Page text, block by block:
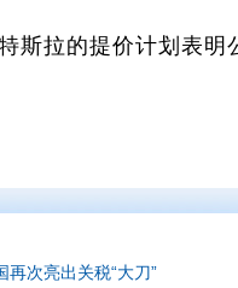
拉的提价计划表明
次亮出关税“大刀”